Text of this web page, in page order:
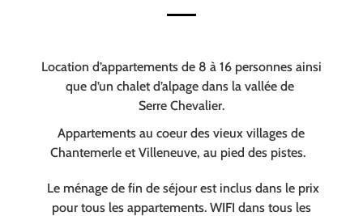
Location d’appartements de 8 à 16 personnes ainsi
que d’un chalet d’alpage dans la vallée de
Serre Chevalier.
Appartements au coeur des vieux villages de
Chantemerle et Villeneuve, au pied des pistes.
Le ménage de fin de séjour est inclus dans le prix
pour tous les appartements. WIFI dans tous les